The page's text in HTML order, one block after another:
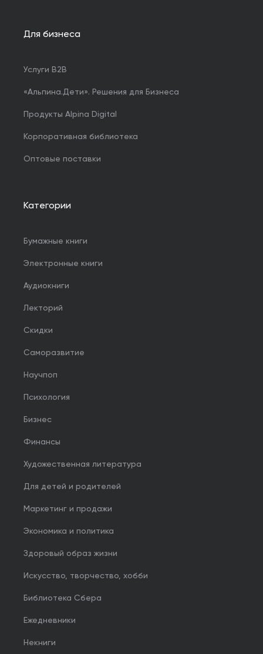
Для бизнеса
Услуги B2B
«Альпина.Дети». Решения для Бизнеса
Продукты Alpina Digital
Корпоративная библиотека
Оптовые поставки
Категории
Бумажные книги
Электронные книги
Аудиокниги
Лекторий
Скидки
Саморазвитие
Научпоп
Психология
Бизнес
Финансы
Художественная литература
Для детей и родителей
Маркетинг и продажи
Экономика и политика
Здоровый образ жизни
Искусство, творчество, хобби
Библиотека Сбера
Ежедневники
Некниги